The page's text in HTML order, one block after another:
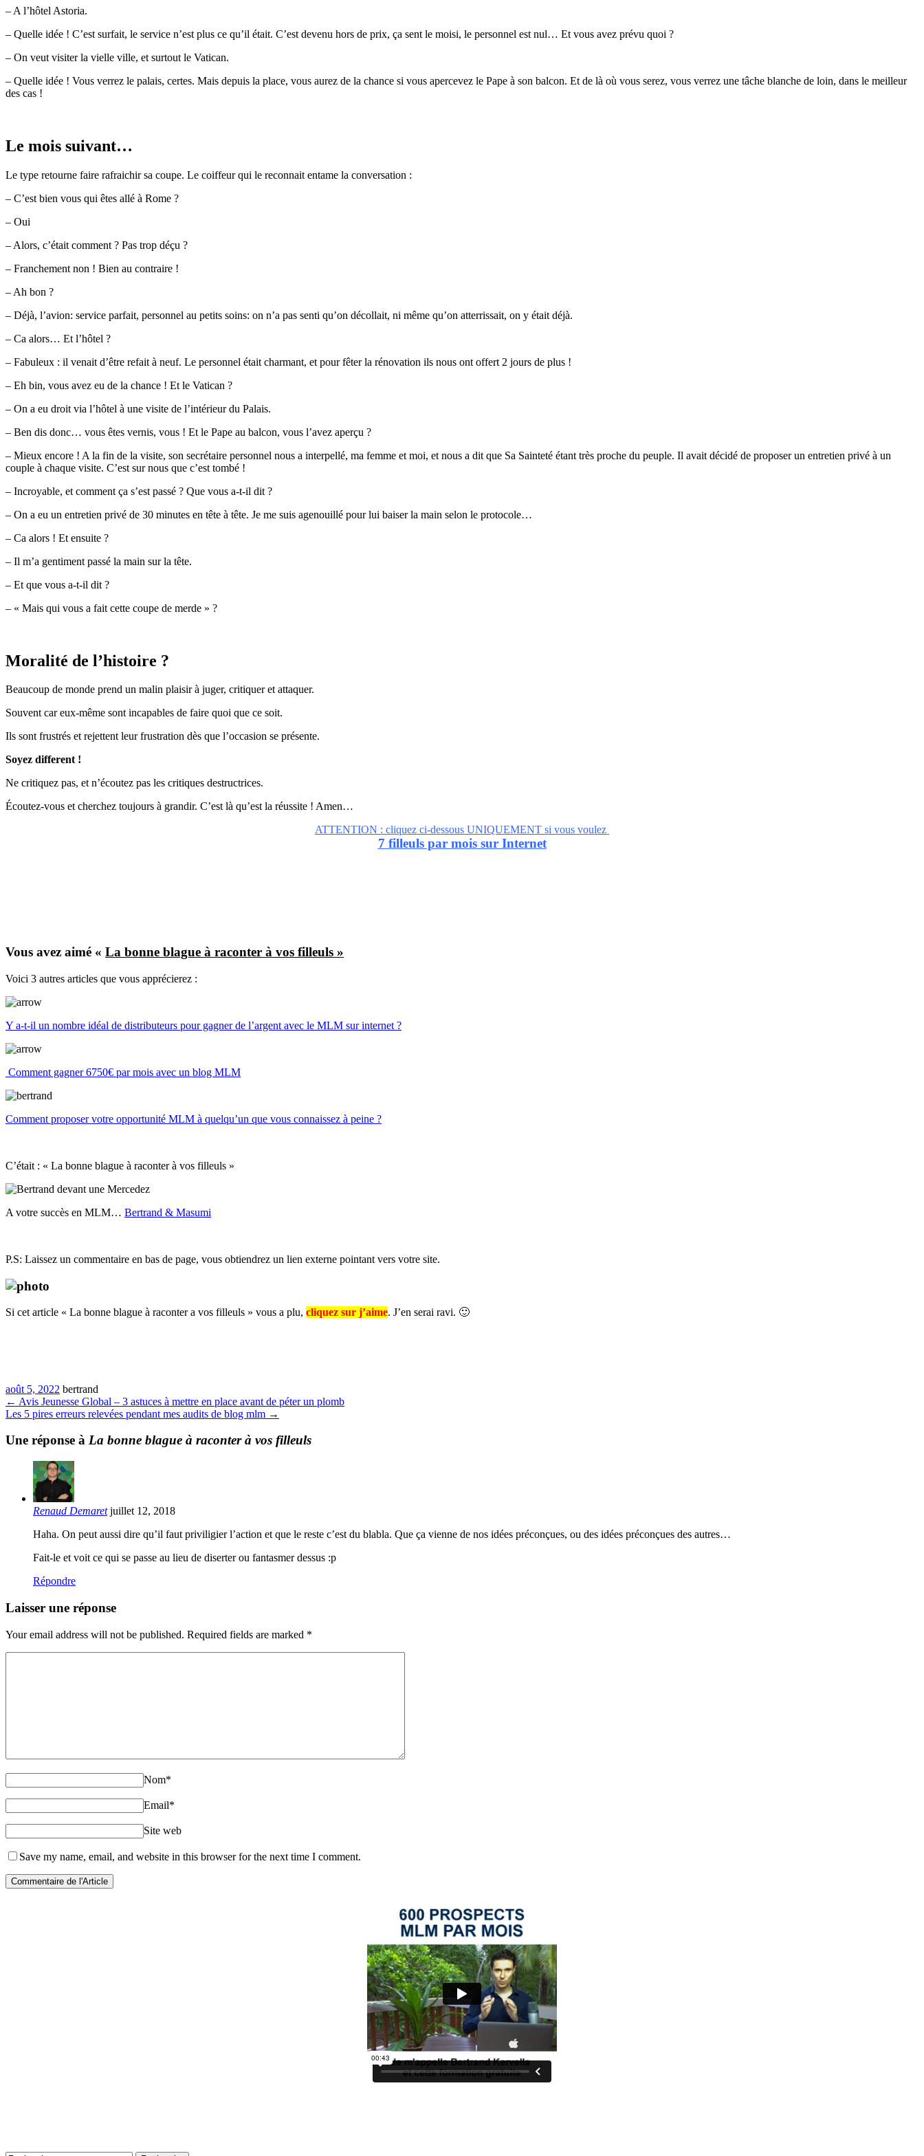
– A l’hôtel Astoria.
– Quelle idée ! C’est surfait, le service n’est plus ce qu’il était. C’est devenu hors de prix, ça sent le moisi, le personnel est nul… Et vous avez prévu quoi ?
– On veut visiter la vielle ville, et surtout le Vatican.
– Quelle idée ! Vous verrez le palais, certes. Mais depuis la place, vous aurez de la chance si vous apercevez le Pape à son balcon. Et de là où vous serez, vous verrez une tâche blanche de loin, dans le meilleur
des cas !
Le mois suivant…
Le type retourne faire rafraichir sa coupe. Le coiffeur qui le reconnait entame la conversation :
– C’est bien vous qui êtes allé à Rome ?
– Oui
– Alors, c’était comment ? Pas trop déçu ?
– Franchement non ! Bien au contraire !
– Ah bon ?
– Déjà, l’avion: service parfait, personnel au petits soins: on n’a pas senti qu’on décollait, ni même qu’on atterrissait, on y était déjà.
– Ca alors… Et l’hôtel ?
– Fabuleux : il venait d’être refait à neuf. Le personnel était charmant, et pour fêter la rénovation ils nous ont offert 2 jours de plus !
– Eh bin, vous avez eu de la chance ! Et le Vatican ?
– On a eu droit via l’hôtel à une visite de l’intérieur du Palais.
– Ben dis donc… vous êtes vernis, vous ! Et le Pape au balcon, vous l’avez aperçu ?
– Mieux encore ! A la fin de la visite, son secrétaire personnel nous a interpellé, ma femme et moi, et nous a dit que Sa Sainteté étant très proche du peuple. Il avait décidé de proposer un entretien privé à un
couple à chaque visite. C’est sur nous que c’est tombé !
– Incroyable, et comment ça s’est passé ? Que vous a-t-il dit ?
– On a eu un entretien privé de 30 minutes en tête à tête. Je me suis agenouillé pour lui baiser la main selon le protocole…
– Ca alors ! Et ensuite ?
– Il m’a gentiment passé la main sur la tête.
– Et que vous a-t-il dit ?
– « Mais qui vous a fait cette coupe de merde » ?
Moralité de l’histoire ?
Beaucoup de monde prend un malin plaisir à juger, critiquer et attaquer.
Souvent car eux-même sont incapables de faire quoi que ce soit.
Ils sont frustrés et rejettent leur frustration dès que l’occasion se présente.
Soyez different !
Ne critiquez pas, et n’écoutez pas les critiques destructrices.
Écoutez-vous et cherchez toujours à grandir. C’est là qu’est la réussite ! Amen…
ATTENTION : cliquez ci-dessous UNIQUEMENT si vous voulez
7 filleuls par mois sur Internet
Vous avez aimé « La bonne blague à raconter à vos filleuls »
Voici 3 autres articles que vous apprécierez :
Y a-t-il un nombre idéal de distributeurs pour gagner de l’argent avec le MLM sur internet ?
Comment gagner 6750€ par mois avec un blog MLM
Comment proposer votre opportunité MLM à quelqu’un que vous connaissez à peine ?
C’était : « La bonne blague à raconter à vos filleuls »
A votre succès en MLM… Bertrand & Masumi
P.S: Laissez un commentaire en bas de page, vous obtiendrez un lien externe pointant vers votre site.
Si cet article « La bonne blague à raconter a vos filleuls » vous a plu, cliquez sur j’aime. J’en serai ravi. 🙂
août 5, 2022 bertrand
← Avis Jeunesse Global – 3 astuces à mettre en place avant de péter un plomb
Les 5 pires erreurs relevées pendant mes audits de blog mlm →
Une réponse à La bonne blague à raconter à vos filleuls
Renaud Demaret juillet 12, 2018
Haha. On peut aussi dire qu’il faut priviligier l’action et que le reste c’est du blabla. Que ça vienne de nos idées préconçues, ou des idées préconçues des autres…
Fait-le et voit ce qui se passe au lieu de diserter ou fantasmer dessus :p
Répondre
Laisser une réponse
Your email address will not be published. Required fields are marked *
Nom*
Email*
Site web
Save my name, email, and website in this browser for the next time I comment.